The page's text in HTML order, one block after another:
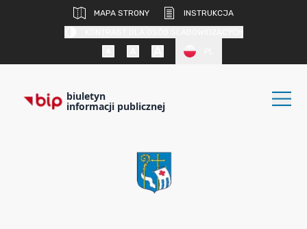
MAPA STRONY
INSTRUKCJA
biuletyn
informacji publicznej